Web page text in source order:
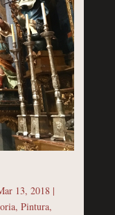
13, 2018|
, Pintura,